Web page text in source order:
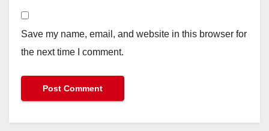
Save my name, email, and website in this browser for
the next time I comment.